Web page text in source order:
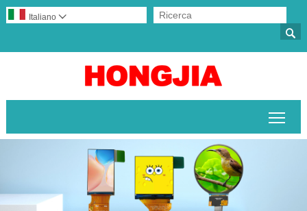

Italiano 